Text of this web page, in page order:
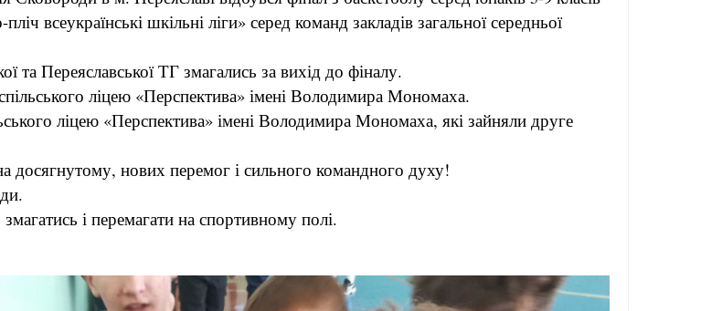
всеукраїнські шкільні ліги» серед команд закладів загальної середньої
та Переяславської ТГ змагались за вихід до фіналу.
ліцею «Перспектива» імені Володимира Мономаха.
ліцею «Перспектива» імені Володимира Мономаха, які зайняли друге
нових перемог і сильного командного духу!
і перемагати на спортивному полі.